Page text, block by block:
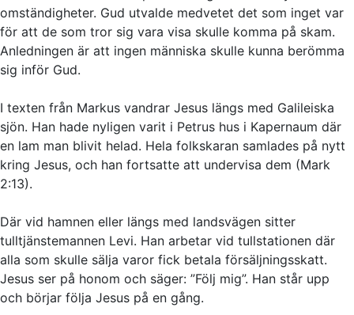
omständigheter. Gud utvalde medvetet det som inget var
för att de som tror sig vara visa skulle komma på skam.
Anledningen är att ingen människa skulle kunna berömma
sig inför Gud.
I texten från Markus vandrar Jesus längs med Galileiska
sjön. Han hade nyligen varit i Petrus hus i Kapernaum där
en lam man blivit helad. Hela folkskaran samlades på nytt
kring Jesus, och han fortsatte att undervisa dem (Mark
2:13).
Där vid hamnen eller längs med landsvägen sitter
tulltjänstemannen Levi. Han arbetar vid tullstationen där
alla som skulle sälja varor fick betala försäljningsskatt.
Jesus ser på honom och säger: ”Följ mig”. Han står upp
och börjar följa Jesus på en gång.